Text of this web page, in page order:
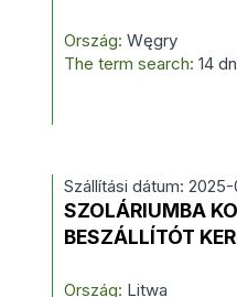
Ország: Węgry
The term search: 14
Szállítási dátum:
SZOLÁRIUMBA
BESZÁLLÍTÓT
Ország: Litwa